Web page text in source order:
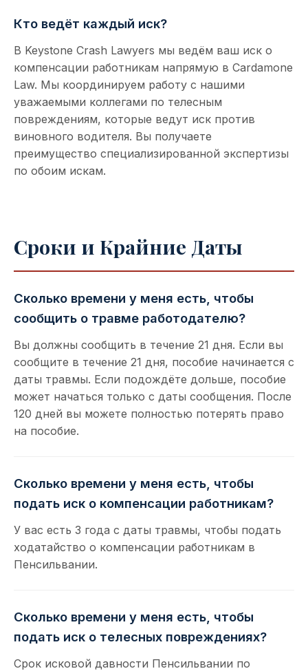
Кто ведёт каждый иск?
В Keystone Crash Lawyers мы ведём ваш иск о
компенсации работникам напрямую в Cardamone
Law. Мы координируем работу с нашими
уважаемыми коллегами по телесным
повреждениям, которые ведут иск против
виновного водителя. Вы получаете
преимущество специализированной экспертизы
по обоим искам.
Сроки и Крайние Даты
Сколько времени у меня есть, чтобы
сообщить о травме работодателю?
Вы должны сообщить в течение 21 дня. Если вы
сообщите в течение 21 дня, пособие начинается с
даты травмы. Если подождёте дольше, пособие
может начаться только с даты сообщения. После
120 дней вы можете полностью потерять право
на пособие.
Сколько времени у меня есть, чтобы
подать иск о компенсации работникам?
У вас есть 3 года с даты травмы, чтобы подать
ходатайство о компенсации работникам в
Пенсильвании.
Сколько времени у меня есть, чтобы
подать иск о телесных повреждениях?
Срок исковой давности Пенсильвании по